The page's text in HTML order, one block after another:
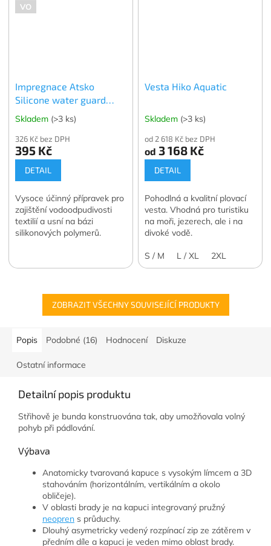
VO
Impregnace Atsko
Silicone water guard
350ml
Skladem (>3 ks)
326 Kč bez DPH
395 Kč
DETAIL
Vysoce účinný přípravek pro
zajištění vodoodpudivosti
textilií a usní na bázi
silikonových polymerů.
Vesta Hiko Aquatic
Skladem (>3 ks)
od 2 618 Kč bez DPH
od 3 168 Kč
DETAIL
Pohodlná a kvalitní plovací
vesta. Vhodná pro turistiku
na moři, jezerech, ale i na
divoké vodě.
S / M L / XL 2XL
ZOBRAZIT VŠECHNY SOUVISEJÍCÍ PRODUKTY
Popis Podobné (16) Hodnocení Diskuze
Ostatní informace
Detailní popis produktu
Střihově je bunda konstruována tak, aby umožňovala volný
pohyb při pádlování.
Výbava
Anatomicky tvarovaná kapuce s vysokým límcem a 3D
stahováním (horizontálním, vertikálním a okolo
obličeje).
V oblasti brady je na kapuci integrovaný pružný
neopren s průduchy.
Dlouhý asymetricky vedený rozpínací zip ze zátěrem v
předním díle a kapuci je veden mimo oblast brady.